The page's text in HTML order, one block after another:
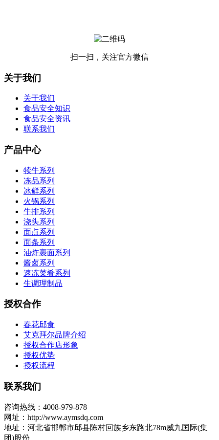
扫一扫，关注官方微信
关于我们
关于我们
食品安全知识
食品安全资讯
联系我们
产品中心
犊牛系列
冻品系列
冰鲜系列
火锅系列
牛排系列
浇头系列
面点系列
面条系列
油炸裹面系列
酱卤系列
速冻菜肴系列
生调理制品
授权合作
春花邱食
艾克拜尔品牌介绍
授权合作店形象
授权优势
授权流程
联系我们
咨询热线：4008-979-878
网址：http://www.aymsdq.com
地址：河北省邯郸市邱县陈村回族乡东路北78m威九国际(集
团)股份